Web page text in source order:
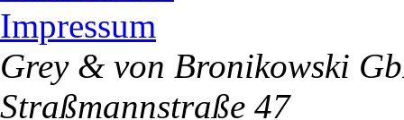
Impressum
Grey & von Bronikowski
Straßmannstraße 47